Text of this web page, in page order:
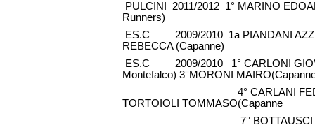
PULCINI 2011/2012 1° MARINO
Runners)
ES.C 2009/2010 1a PIANDANI
REBECCA (Capanne)
ES.C 2009/2010 1° CARLONI
Montefalco) 3°MORONI
4° CARLANI FEDERICO
TORTOIOLI TOMMASO(Capanne
7° BOTTAUSCI